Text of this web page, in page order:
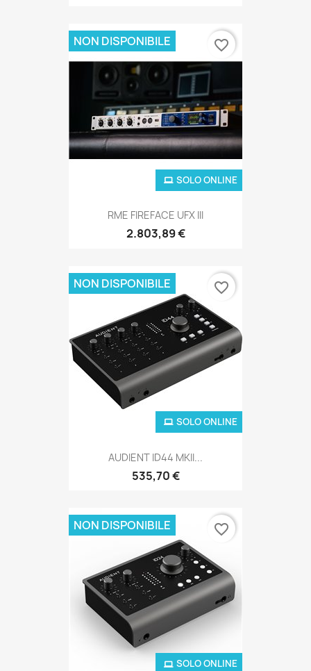
RME FIREFACE UFX III
2.803,89 €
SOLO ONLINE
NON DISPONIBILE favorite_border
AUDIENT ID44 MKII...
535,70 €
SOLO ONLINE
NON DISPONIBILE favorite_border
SOLO ONLINE
NON DISPONIBILE favorite_border